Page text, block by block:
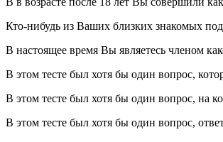
Кто-нибудь из Ваших близких знакомых
В настоящее время Вы являетесь членом
В этом тесте был хотя бы один вопрос,
В этом тесте был хотя бы один вопрос, на
В этом тесте был хотя бы один вопрос,